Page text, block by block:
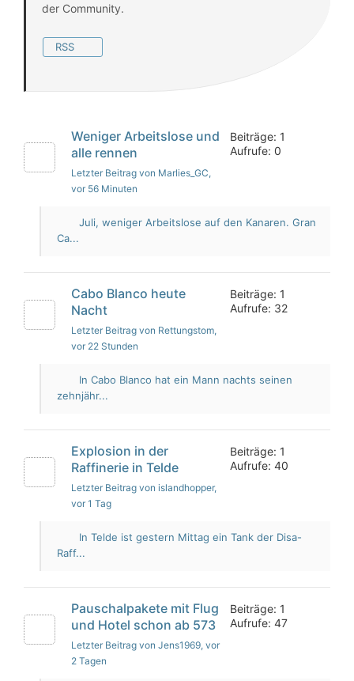
der Community.
RSS
Weniger Arbeitslose und
alle rennen
Letzter Beitrag von Marlies_GC,
vor 56 Minuten
Beiträge: 1
Aufrufe: 0
Juli, weniger Arbeitslose auf den Kanaren. Gran
Ca...
Cabo Blanco heute
Nacht
Letzter Beitrag von Rettungstom,
vor 22 Stunden
Beiträge: 1
Aufrufe: 32
In Cabo Blanco hat ein Mann nachts seinen
zehnjähr...
Explosion in der
Raffinerie in Telde
Letzter Beitrag von islandhopper,
vor 1 Tag
Beiträge: 1
Aufrufe: 40
In Telde ist gestern Mittag ein Tank der Disa-
Raff...
Pauschalpakete mit Flug
und Hotel schon ab 573
Letzter Beitrag von Jens1969, vor
2 Tagen
Beiträge: 1
Aufrufe: 47